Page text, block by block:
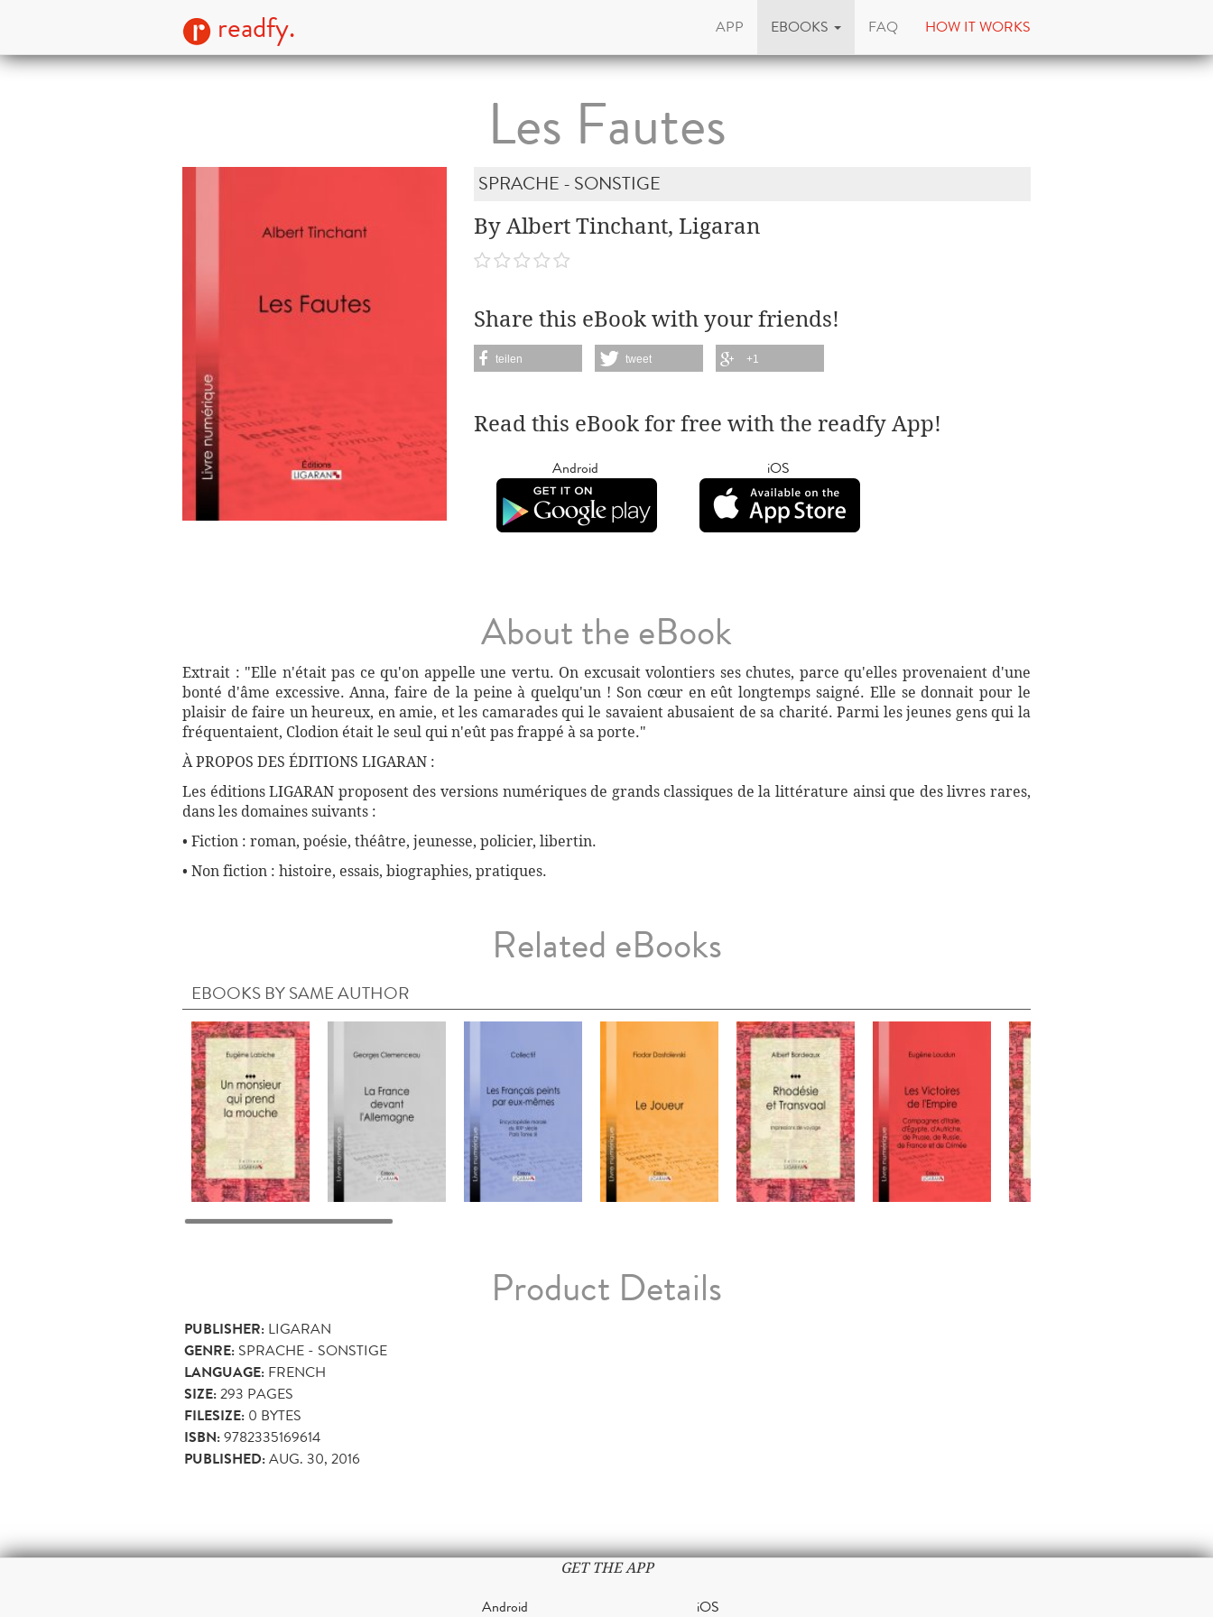
readfy. APP EBOOKS FAQ HOW IT WORKS
Les Fautes
SPRACHE - SONSTIGE
By Albert Tinchant, Ligaran
Share this eBook with your friends!
teilen tweet +1
Read this eBook for free with the readfy App!
Android iOS
About the eBook
Extrait : "Elle n'était pas ce qu'on appelle une vertu. On excusait volontiers ses chutes, parce qu'elles provenaient d'une
bonté d'âme excessive. Anna, faire de la peine à quelqu'un ! Son cœur en eût longtemps saigné. Elle se donnait pour le
plaisir de faire un heureux, en amie, et les camarades qui le savaient abusaient de sa charité. Parmi les jeunes gens qui la
fréquentaient, Clodion était le seul qui n'eût pas frappé à sa porte."
À PROPOS DES ÉDITIONS LIGARAN :
Les éditions LIGARAN proposent des versions numériques de grands classiques de la littérature ainsi que des livres rares,
dans les domaines suivants :
• Fiction : roman, poésie, théâtre, jeunesse, policier, libertin.
• Non fiction : histoire, essais, biographies, pratiques.
Related eBooks
EBOOKS BY SAME AUTHOR
Product Details
PUBLISHER: LIGARAN
GENRE: SPRACHE - SONSTIGE
LANGUAGE: FRENCH
SIZE:293 PAGES
FILESIZE: 0 BYTES
ISBN:9782335169614
PUBLISHED:AUG. 30, 2016
GET THE APP
Android iOS